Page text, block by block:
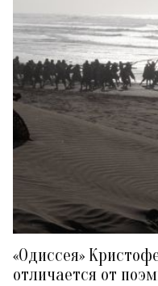
«Одиссея»
отличается от